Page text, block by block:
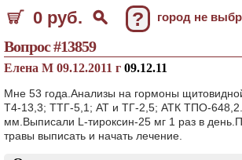
0 руб. ? город не
Вопрос #13859
Елена М 09.12.2011 г 09.12.11
Мне 53 года.Анализы на гормоны
Т4-13,3; ТТГ-5,1; АТ и ТГ-2,5; АТК ТПО-648,2.
мм.Выписали L-тироксин-25 мг 1 раз в
травы выписать и начать лечение.